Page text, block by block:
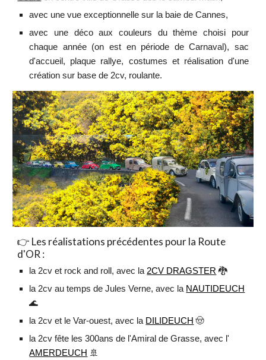
avec une vue exceptionnelle sur la baie de Cannes,
avec une déco aux couleurs du thème choisi pour
chaque année (on est en période de Carnaval), sac
d'accueil, plaque rallye, costumes et réalisation d'une
création sur base de 2cv, roulante.
👉 Les réalistations précédentes pour la Route
d'OR :
la 2cv et rock and roll, avec la 2CV DRAGSTER 🐉
la 2cv au temps de Jules Verne, avec la NAUTIDEUCH
🌊
la 2cv et le Var-ouest, avec la DILIDEUCH 🤠
la 2cv fête les 300ans de l'Amiral de Grasse, avec l'
AMERDEUCH 🚢